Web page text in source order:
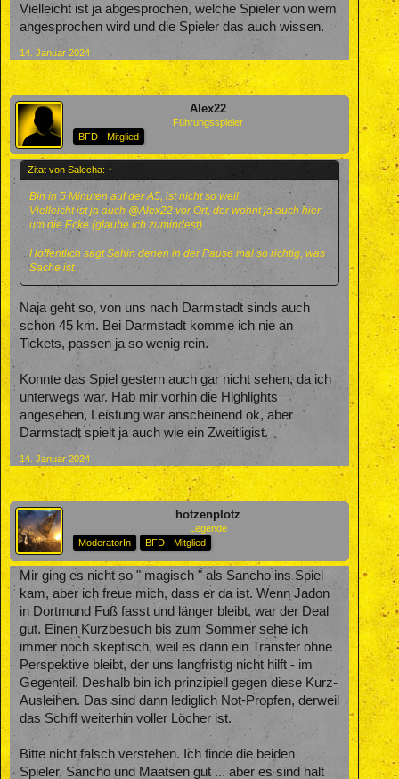
Vielleicht ist ja abgesprochen, welche Spieler von wem
angesprochen wird und die Spieler das auch wissen.
14. Januar 2024
Alex22
Führungsspieler
BFD - Mitglied
Zitat von Salecha: ↑
Bin in 5 Minuten auf der A5, ist nicht so weil.
Vielleicht ist ja auch @Alex22 vor Ort, der wohnt ja auch hier
um die Ecke (glaube ich zumindest)
Hoffentlich sagt Sahin denen in der Pause mal so richtig, was
Sache ist.
Naja geht so, von uns nach Darmstadt sinds auch
schon 45 km. Bei Darmstadt komme ich nie an
Tickets, passen ja so wenig rein.
Konnte das Spiel gestern auch gar nicht sehen, da ich
unterwegs war. Hab mir vorhin die Highlights
angesehen, Leistung war anscheinend ok, aber
Darmstadt spielt ja auch wie ein Zweitligist.
14. Januar 2024
hotzenplotz
Legende
ModeratorIn
BFD - Mitglied
Mir ging es nicht so " magisch " als Sancho ins Spiel
kam, aber ich freue mich, dass er da ist. Wenn Jadon
in Dortmund Fuß fasst und länger bleibt, war der Deal
gut. Einen Kurzbesuch bis zum Sommer sehe ich
immer noch skeptisch, weil es dann ein Transfer ohne
Perspektive bleibt, der uns langfristig nicht hilft - im
Gegenteil. Deshalb bin ich prinzipiell gegen diese Kurz-
Ausleihen. Das sind dann lediglich Not-Propfen, derweil
das Schiff weiterhin voller Löcher ist.
Bitte nicht falsch verstehen. Ich finde die beiden
Spieler, Sancho und Maatsen gut ... aber es sind halt